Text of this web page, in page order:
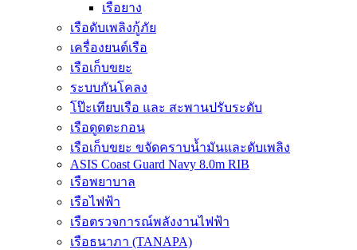
เรือยาง
เรือดับเพลิงกู้ภัย
เครื่องยนต์เรือ
เรือเก็บขยะ
ระบบกันโคลง
โป๊ะเทียบเรือ และ สะพานปรับระดับ
เรือดูดตะกอน
เรือเก็บขยะ ขจัดคราบน้ำมันและดับเพลิง
ASIS Coast Guard Navy 8.0m RIB
เรือพยาบาล
เรือไฟฟ้า
เรือตรวจการณ์พลังงานไฟฟ้า
เรือธนาภา (TANAPA)